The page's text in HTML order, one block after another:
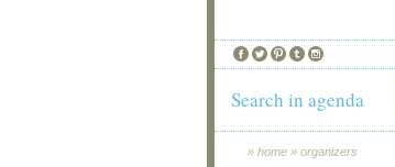
Search in agenda
» home » organizers